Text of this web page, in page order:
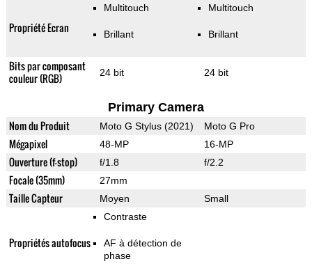
Propriété Ecran
Multitouch
Brillant
Multitouch
Brillant
Bits par composant
couleur (RGB)
24 bit 24 bit
Primary Camera
Nom du Produit Moto G Stylus (2021) Moto G Pro
Mégapixel 48-MP 16-MP
Ouverture (f-stop) f/1.8 f/2.2
Focale (35mm) 27mm
Taille Capteur Moyen Small
Propriétés autofocus
Contraste
AF à détection de
phase